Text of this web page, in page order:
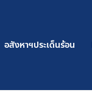
อสังหาฯประเด็นร้อน